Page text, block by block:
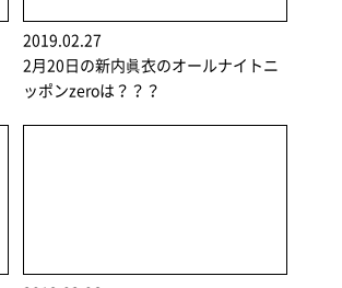
2019.02.27
2月20日の新内眞衣のオールナイトニ
ッポンzeroは？？？